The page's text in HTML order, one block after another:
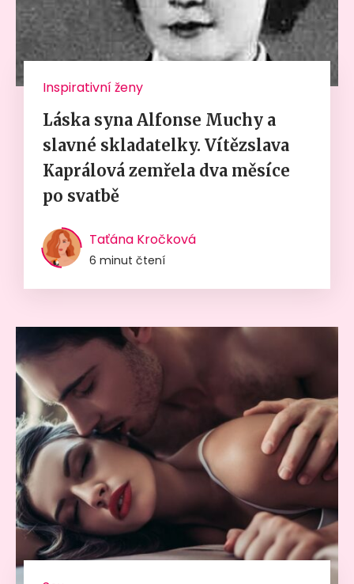
Inspirativní ženy
Láska syna Alfonse Muchy a
slavné skladatelky. Vítězslava
Kaprálová zemřela dva měsíce
po svatbě
Taťána Kročková
6 minut čtení